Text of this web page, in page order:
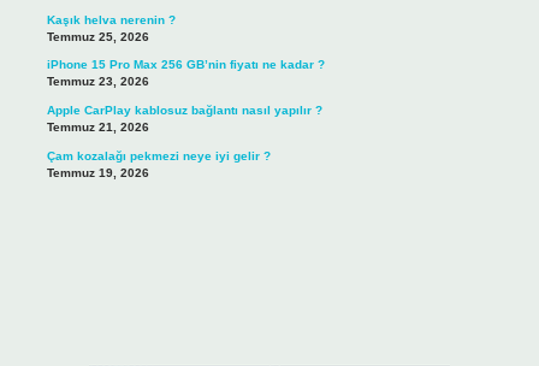
Kaşık helva nerenin ?
Temmuz 25, 2026
iPhone 15 Pro Max 256 GB’nin fiyatı ne kadar ?
Temmuz 23, 2026
Apple CarPlay kablosuz bağlantı nasıl yapılır ?
Temmuz 21, 2026
Çam kozalağı pekmezi neye iyi gelir ?
Temmuz 19, 2026